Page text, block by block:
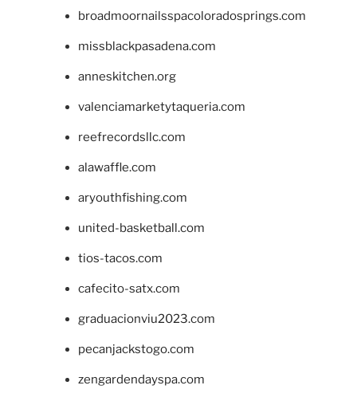
broadmoornailsspacoloradosprings.com
missblackpasadena.com
anneskitchen.org
valenciamarketytaqueria.com
reefrecordsllc.com
alawaffle.com
aryouthfishing.com
united-basketball.com
tios-tacos.com
cafecito-satx.com
graduacionviu2023.com
pecanjackstogo.com
zengardendayspa.com